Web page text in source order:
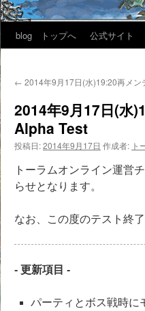
blog トップへ 公式サイト
← 2014年9月17日(水)19:20再メン
2014年9月17日(水
Alpha Test
投稿日:2014年9月17日 作成者: ト
トーラムオンライン運営
らせとなります。
なお、この度のテスト終
- 更新項目 -
パーティとボス戦時に